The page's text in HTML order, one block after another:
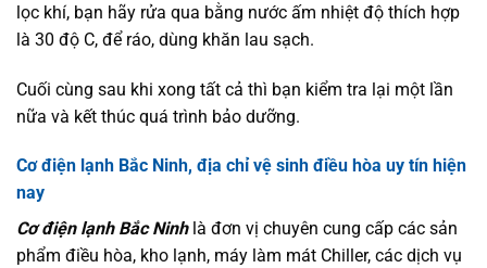
lọc khí, bạn hãy rửa qua bằng nước ấm nhiệt độ thích hợp
là 30 độ C, để ráo, dùng khăn lau sạch.
Cuối cùng sau khi xong tất cả thì bạn kiểm tra lại một lần
nữa và kết thúc quá trình bảo dưỡng.
Cơ điện lạnh Bắc Ninh, địa chỉ vệ sinh điều hòa uy tín hiện
nay
Cơ điện lạnh Bắc Ninhlà đơn vị chuyên cung cấp các sản
phẩm điều hòa, kho lạnh, máy làm mát Chiller, các dịch vụ